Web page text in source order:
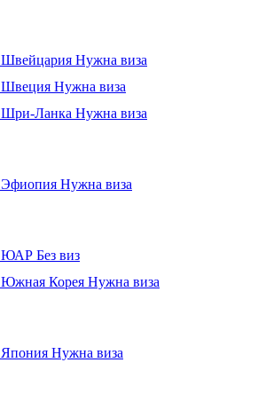
Швейцария Нужна виза
Швеция Нужна виза
Шри-Ланка Нужна виза
Эфиопия Нужна виза
ЮАР Без виз
Южная Корея Нужна виза
Япония Нужна виза